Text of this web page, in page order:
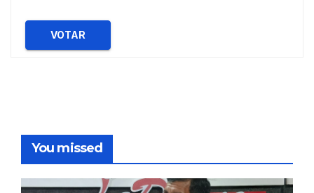
VOTAR
You missed